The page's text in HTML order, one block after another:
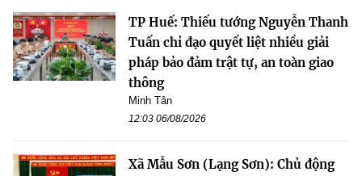
TP Huế: Thiếu tướng Nguyễn Thanh
Tuấn chỉ đạo quyết liệt nhiều giải
pháp bảo đảm trật tự, an toàn giao
thông
Minh Tân
12:03 06/08/2026
Xã Mẫu Sơn (Lạng Sơn): Chủ động